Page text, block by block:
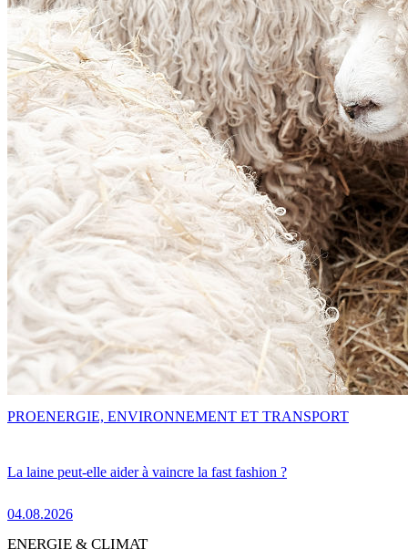
La laine peut-elle aider à vaincre la fast fashion ?
04.08.2026
PROENERGIE, ENVIRONNEMENT ET TRANSPORT
ENERGIE & CLIMAT